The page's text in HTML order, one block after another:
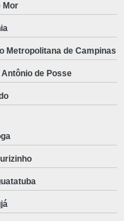
do Say
Mor
Metropolitana de Campinas
de Posse